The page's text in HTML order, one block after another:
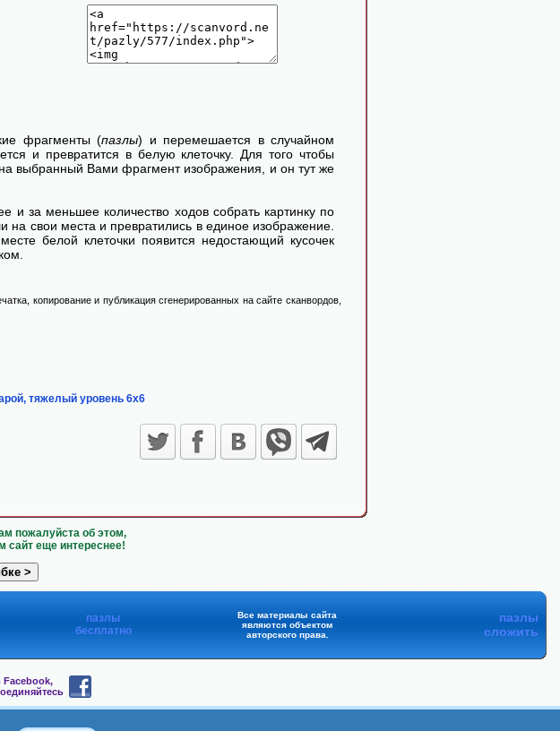
фрагменты (пазлы) и перемешается в случайном
и превратится в белую клеточку. Для того чтобы
выбранный Вами фрагмент изображения, и он тут же
и за меньшее количество ходов собрать картинку по
на свои места и превратились в единое изображение.
белой клеточки появится недостающий кусочек
копирование и публикация сгенерированных на сайте сканвордов,
тяжелый уровень 6х6
пожалуйста об этом,
сайт еще интереснее!
пазлы
бесплатно
Все материалы сайта
являются объектом
авторского права.
пазлы
сложить